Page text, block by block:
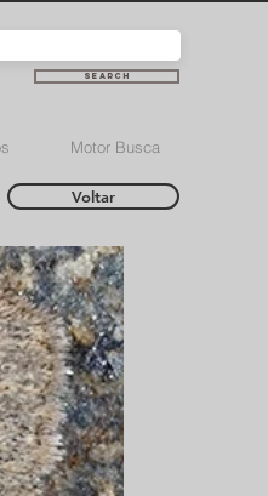
Search
Motor Busca
Voltar